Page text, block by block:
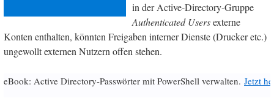
in der Active-Directory-Gruppe
Authenticated Usersexterne
Konten enthalten, könnten Freigaben interner Dienste (Drucker etc.)
ungewollt externen Nutzern offen stehen.
eBook: Active Directory-Passwörter mit PowerShell verwalten. Jetzt